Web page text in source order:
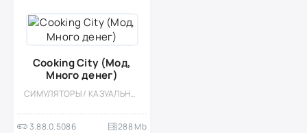
Cooking City (Мод,
Много денег)
СИМУЛЯТОРЫ / КАЗУАЛЬНЫЕ / КУЛИНАРНАЯ / ОДНОПОЛЬЗОВАТЕЛЬСКИЕ / МОД / ОФЛАЙН
3.88.0.5086 288 Mb